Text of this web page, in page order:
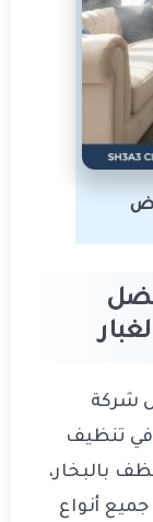
شركة
في تنظيف
بالبخار،
أنواع